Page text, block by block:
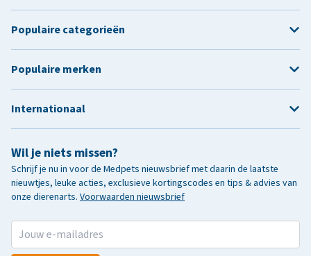
Wil je niets missen?
Schrijf je nu in voor de Medpets nieuwsbrief met daarin de laatste
nieuwtjes, leuke acties, exclusieve kortingscodes en tips & advies van
onze dierenarts. Voorwaarden nieuwsbrief
Populaire categorieën
Populaire merken
Internationaal